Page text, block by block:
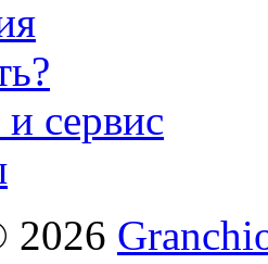
сервис
2026